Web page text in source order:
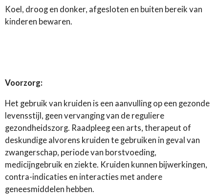
Koel, droog en donker, afgesloten en buiten bereik van
kinderen bewaren.
Voorzorg:
Het gebruik van kruiden is een aanvulling op een gezonde
levensstijl, geen vervanging van de reguliere
gezondheidszorg. Raadpleeg een arts, therapeut of
deskundige alvorens kruiden te gebruiken in geval van
zwangerschap, periode van borstvoeding,
medicijngebruik en ziekte. Kruiden kunnen bijwerkingen,
contra-indicaties en interacties met andere
geneesmiddelen hebben.